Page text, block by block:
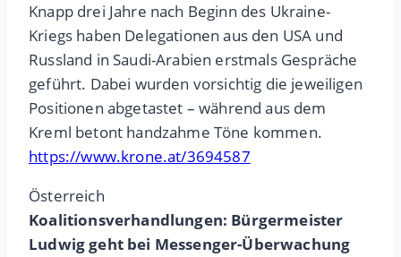
Knapp drei Jahre nach Beginn des Ukraine-
Kriegs haben Delegationen aus den USA und
Russland in Saudi-Arabien erstmals Gespräche
geführt. Dabei wurden vorsichtig die jeweiligen
Positionen abgetastet – während aus dem
Kreml betont handzahme Töne kommen.
https://www.krone.at/3694587
Österreich
Koalitionsverhandlungen: Bürgermeister
Ludwig geht bei Messenger-Überwachung